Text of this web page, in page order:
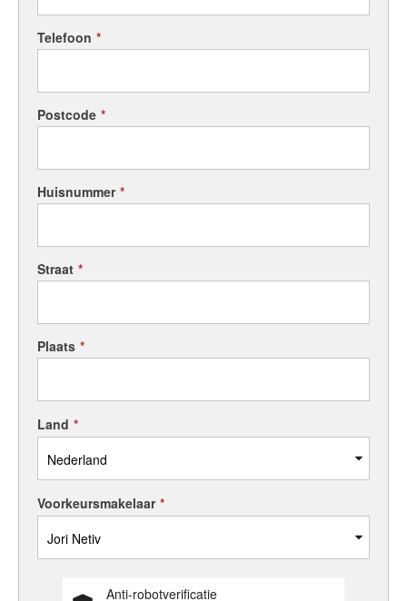
Telefoon *
Postcode *
Huisnummer *
Straat *
Plaats *
Land *
Voorkeursmakelaar *
Anti-robotverificatie